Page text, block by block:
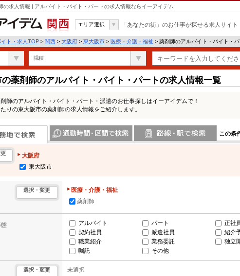
の求人情報 | アルバイト・バイト・パートの求人情報ならイーアイデム
関西
エリア選択 「あなたの街」のお仕事が探せる求人サイト
ト・求人TOP > 関西 > 大阪府 > 東大阪市 > 医療・介護・福祉 > 薬剤師のアルバイト・バイト・
職種
薬剤師のアルバイト・バイト・パートの求人情報一覧
師のアルバイト・バイト・パート・派遣のお仕事探しはイーアイデムで！
りの東大阪市の薬剤師の求人情報をご紹介します。
この条
大阪府
東大阪市
選択・変更
医療・介護・福祉
薬剤師
アルバイト パート
正社
契約社員
派遣社員
紹介
職業紹介
業務委託
独立
嘱託
その他
選択・変更 未選択